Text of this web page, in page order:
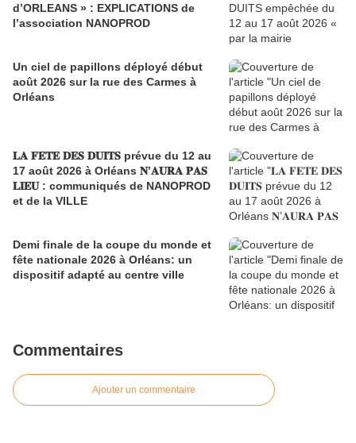
d’ORLEANS » : EXPLICATIONS de
l’association NANOPROD
Un ciel de papillons déployé début
août 2026 sur la rue des Carmes à
Orléans
𝐋𝐀 𝐅𝐄𝐓𝐄 𝐃𝐄𝐒 𝐃𝐔𝐈𝐓𝐒 prévue du 12 au
17 août 2026 à Orléans 𝐍’𝐀𝐔𝐑𝐀 𝐏𝐀𝐒
𝐋𝐈𝐄𝐔 : communiqués de NANOPROD
et de la VILLE
Demi finale de la coupe du monde et
fête nationale 2026 à Orléans: un
dispositif adapté au centre ville
Commentaires
Ajouter un commentaire